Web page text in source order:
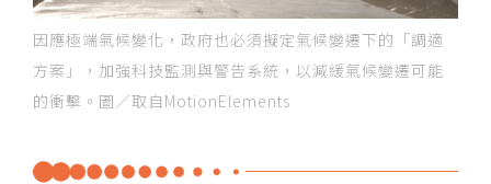
因應極端氣候變化，政府也必須擬定氣候變遷下的「調適
方案」，加強科技監測與警告系統，以減緩氣候變遷可能
的衝擊。圖／取自MotionElements